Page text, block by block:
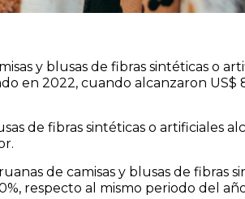
y blusas de fibras sintéticas o
en 2022, cuando alcanzaron US$
de fibras sintéticas o artificiales
de camisas y blusas de fibras
respecto al mismo periodo del